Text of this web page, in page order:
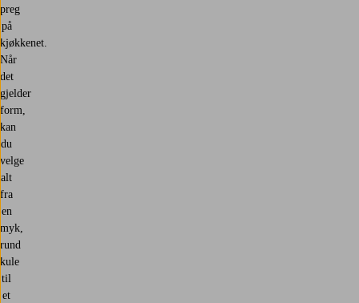
preg
på
kjøkkenet.
Når
det
gjelder
form,
kan
du
velge
alt
fra
en
myk,
rund
kule
til
et